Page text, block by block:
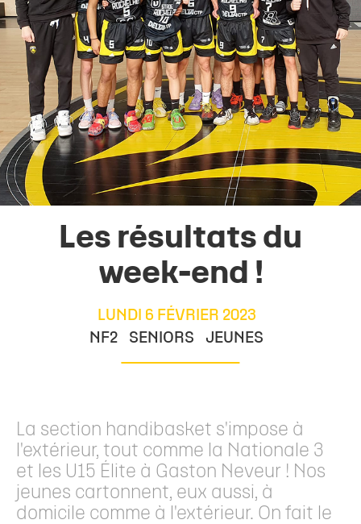
Les résultats du
week-end !
LUNDI 6 FÉVRIER 2023
NF2
SENIORS JEUNES
La section handibasket s'impose à
l'extérieur, tout comme la Nationale 3
et les U15 Élite à Gaston Neveur ! Nos
jeunes cartonnent, eux aussi, à
domicile comme à l'extérieur. On fait le